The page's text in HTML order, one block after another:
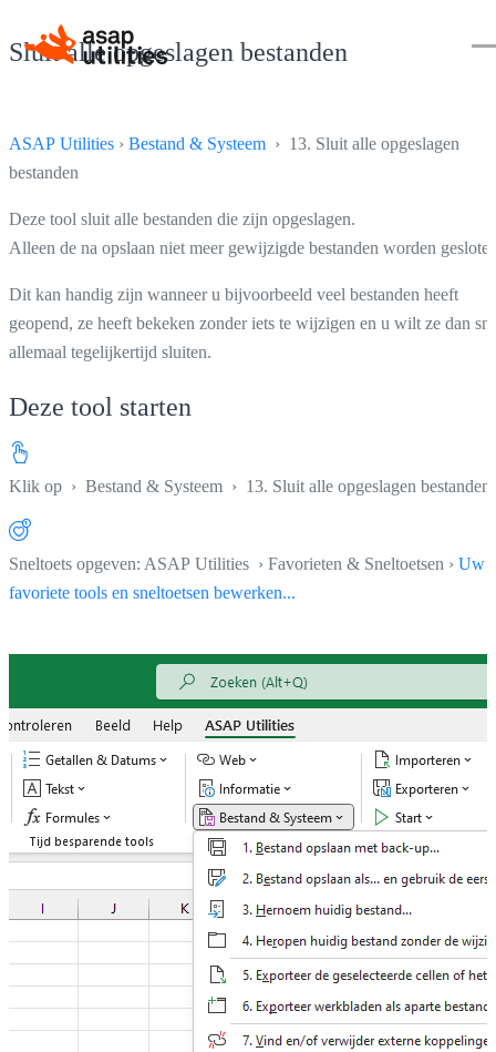
Sluit alle opgeslagen bestanden
ASAP Utilities › Bestand & Systeem › 13. Sluit alle opgeslagen
bestanden
Deze tool sluit alle bestanden die zijn opgeslagen.
Alleen de na opslaan niet meer gewijzigde bestanden worden
Dit kan handig zijn wanneer u bijvoorbeeld veel bestanden heeft
geopend, ze heeft bekeken zonder iets te wijzigen en u wilt ze dan
allemaal tegelijkertijd sluiten.
Deze tool starten
Klik op › Bestand & Systeem › 13. Sluit alle opgeslagen bestanden
Sneltoets opgeven: ASAP Utilities › Favorieten & Sneltoetsen › Uw
favoriete tools en sneltoetsen bewerken...